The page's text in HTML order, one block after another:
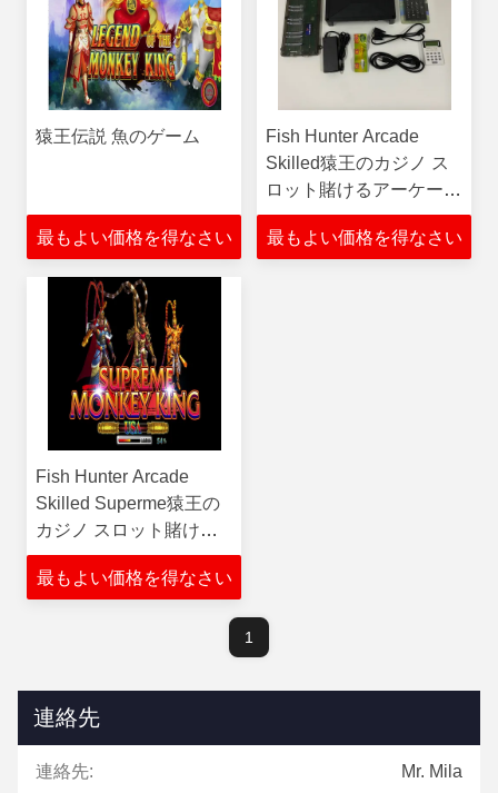
猿王伝説 魚のゲーム
最もよい価格を得なさい
Fish Hunter Arcade
Skilled猿王のカジノ ス
ロット賭けるアーケード
の魚のハンターの賭ける
ゲーム・マシン
最もよい価格を得なさい
Fish Hunter Arcade
Skilled Superme猿王の
カジノ スロット賭ける
アーケードの魚のハンタ
ーの賭けるゲーム・マシ
最もよい価格を得なさい
1
連絡先
連絡先: Mr. Mila